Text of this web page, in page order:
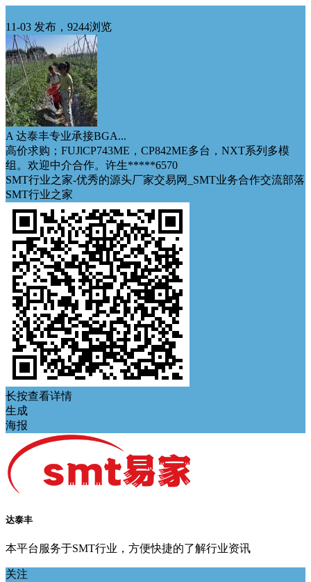
11-03 发布，9244浏览
A 达泰丰专业承接BGA...
高价求购；FUJlCP743ME，CP842ME多台，NXT系列多模
组。欢迎中介合作。许生*****6570
SMT行业之家-优秀的源头厂家交易网_SMT业务合作交流部落
SMT行业之家
长按查看详情
生成
海报
达泰丰
本平台服务于SMT行业，方便快捷的了解行业资讯
关注